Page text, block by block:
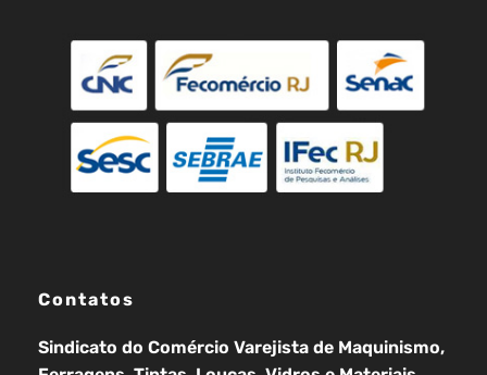
Contatos
Sindicato do Comércio Varejista de Maquinismo,